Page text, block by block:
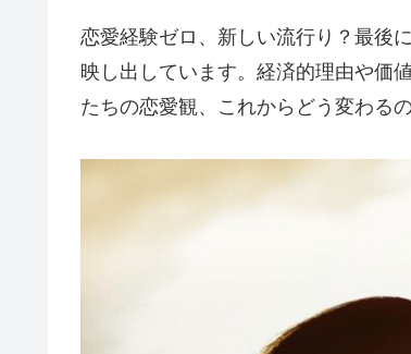
恋愛経験ゼロ、新しい流行り？最後
映し出しています。経済的理由や価
たちの恋愛観、これからどう変わる